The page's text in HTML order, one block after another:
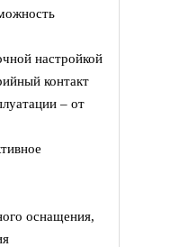
настройкой
контакт
– от
оснащения,